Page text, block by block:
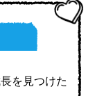
を見つけた